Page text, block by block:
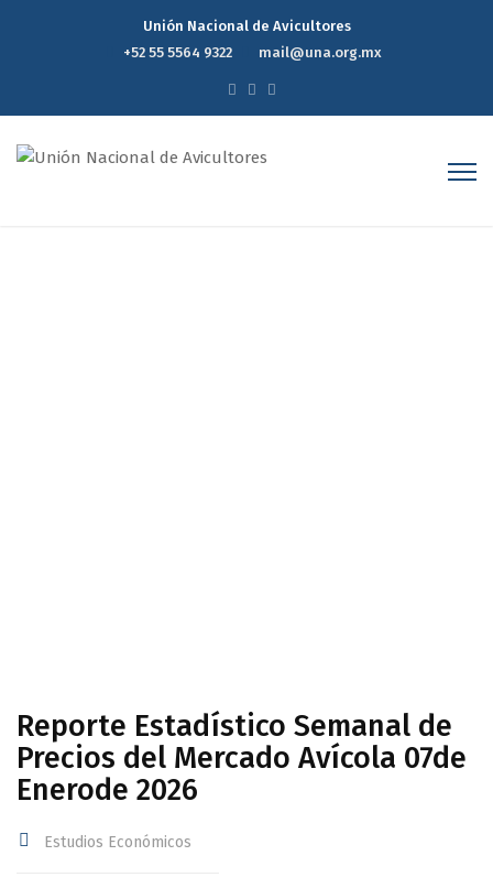
Unión Nacional de Avicultores
+52 55 5564 9322
mail@una.org.mx
Reporte Estadístico Semanal de
Precios del Mercado Avícola 07de
Enerode 2026
Estudios Económicos